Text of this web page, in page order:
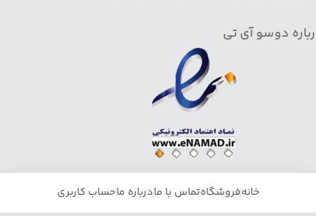
دوسو آی تی
خانهفروشگاهتماس با مادرباره ماحساب کاربری